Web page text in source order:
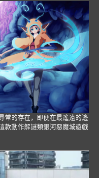
常的存在，即便在最遙遠的邊
動作解謎類銀河惡魔城遊戲